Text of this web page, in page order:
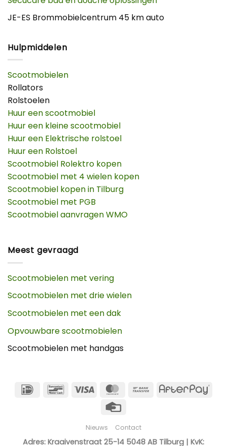
JE-ES Brommobielcentrum 45 km auto
Hulpmiddelen
Scootmobielen
Rollators
Rolstoelen
Huur een scootmobiel
Huur een kleine scootmobiel
Huur een Elektrische rolstoel
Huur een Rolstoel
Scootmobiel Rolektro kopen
Scootmobiel met 4 wielen kopen
Scootmobiel kopen in Tilburg
Scootmobiel met PGB
Scootmobiel aanvragen WMO
Meest gevraagd
Scootmobielen met vering
Scootmobielen met drie wielen
Scootmobielen met een dak
Opvouwbare scootmobielen
Scootmobielen met handgas
IDeal Bancontact
Visa MasterCard
Bank
Nieuws Contact
Adres: Kraaivenstraat 25-14 5048 AB Tilburg | KvK: